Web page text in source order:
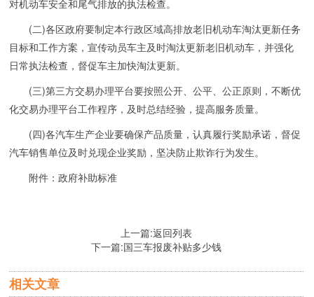
对机动车安全和尾气排放的执法检查。
(二)各区政府要制定本行政区域高排放老旧机动车淘汰更新任务
目标和工作方案，宣传动员车主及时淘汰更新老旧机动车，并强化
日常执法检查，督促车主加快淘汰更新。
(三)第三方交易办理平台要按照公开、公平、公正原则，不断优
化交易办理平台工作程序，及时总结经验，提高服务质量。
(四)各汽车生产企业要确保产品质量，认真履行奖励承诺，督促
汽车销售单位及时兑现企业奖励，坚决防止欺诈行为发生。
附件：政府补助标准
上一篇:返回列表
下一篇:国三车报废补贴多少钱
相关文章